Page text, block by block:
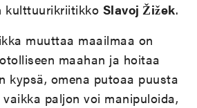
kulttuurikriitikko Slavoj Žižek.
muuttaa maailmaa on
maahan ja hoitaa
kypsä, omena putoaa puusta
paljon voi manipuloida,